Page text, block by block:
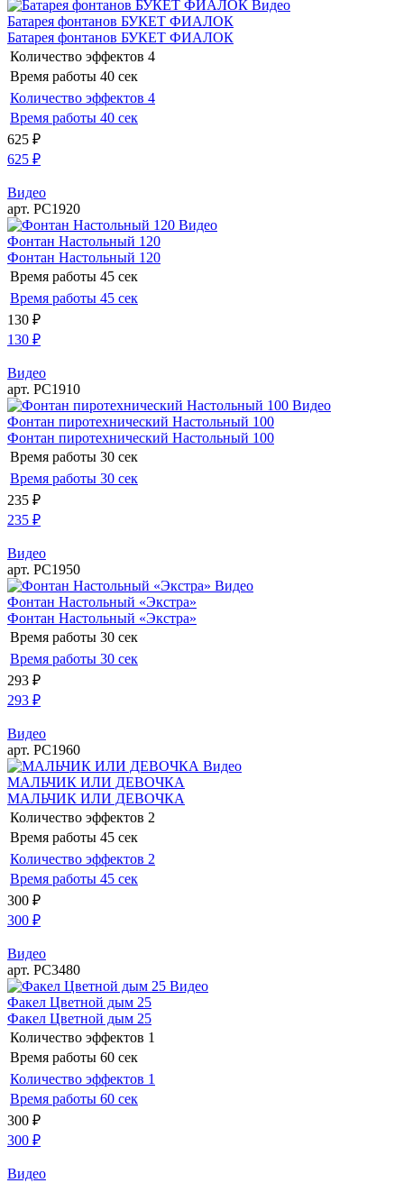
Видео
Батарея фонтанов БУКЕТ ФИАЛОК
Батарея фонтанов БУКЕТ ФИАЛОК
Количество эффектов 4
Время работы 40 сек
Количество эффектов 4
Время работы 40 сек
625 ₽
625 ₽
Видео
арт. РС1920
Видео
Фонтан Настольный 120
Фонтан Настольный 120
Время работы 45 сек
Время работы 45 сек
130 ₽
130 ₽
Видео
арт. РС1910
Видео
Фонтан пиротехнический Настольный 100
Фонтан пиротехнический Настольный 100
Время работы 30 сек
Время работы 30 сек
235 ₽
235 ₽
Видео
арт. РС1950
Видео
Фонтан Настольный «Экстра»
Фонтан Настольный «Экстра»
Время работы 30 сек
Время работы 30 сек
293 ₽
293 ₽
Видео
арт. РС1960
Видео
МАЛЬЧИК ИЛИ ДЕВОЧКА
МАЛЬЧИК ИЛИ ДЕВОЧКА
Количество эффектов 2
Время работы 45 сек
Количество эффектов 2
Время работы 45 сек
300 ₽
300 ₽
Видео
арт. РС3480
Видео
Факел Цветной дым 25
Факел Цветной дым 25
Количество эффектов 1
Время работы 60 сек
Количество эффектов 1
Время работы 60 сек
300 ₽
300 ₽
Видео